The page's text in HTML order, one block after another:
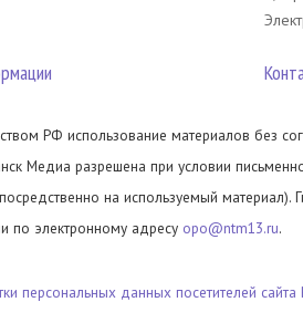
РФ использование материалов без
Медиа разрешена при условии
на используемый материал).
по электронному адресу opo@ntm13.ru.
персональных данных посетителей